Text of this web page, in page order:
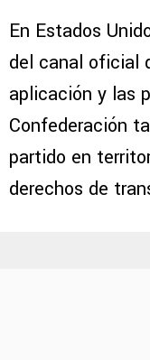
En Estados
del canal oficial
aplicación y las
Confederación
partido en
derechos de